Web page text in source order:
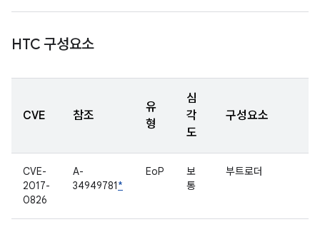
HTC 구성요소
CVE 참조
유
형
심
각
도
구성요소
CVE-
2017-
0826
A-
34949781*
EoP
보
통
부트로더